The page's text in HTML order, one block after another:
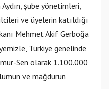
şube yönetimleri,
ve üyelerin katıldığı
Mehmet Akif Gerboğa
Türkiye genelinde
Sen olarak 1.100.000
ve mağdurun